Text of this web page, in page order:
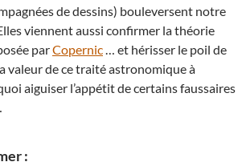
de dessins) bouleversent notre
viennent aussi confirmer la théorie
parCopernic … et hérisser le poil de
valeur de ce traité astronomique à
aiguiser l’appétit de certains faussaires
: